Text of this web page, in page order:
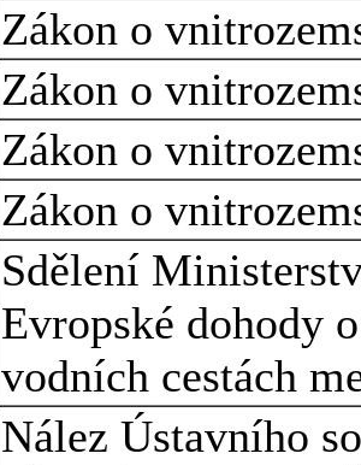
Zákon o
Zákon o
Zákon o
Zákon o
Sdělení
Evropské dohody
vodních cestách
Nález Ústavního